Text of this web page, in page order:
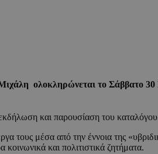
ολοκληρώνεται το Σάββατο
και παρουσίαση του
τους μέσα από την έννοια της
και πολιτιστικά ζητήματα.